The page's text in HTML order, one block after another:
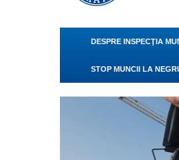
DESPRE INSPECŢIA
STOP MUNCII LA